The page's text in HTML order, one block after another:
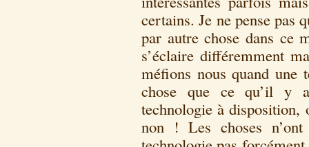
certains. Je ne pense pas
par autre chose dans ce
s’éclaire différemment
méfions nous quand une
chose que ce qu’il y
technologie à disposition,
non ! Les choses